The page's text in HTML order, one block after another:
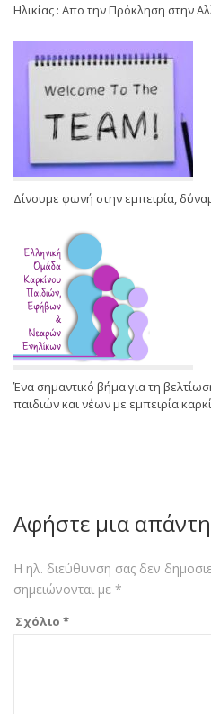
Ηλικίας : Απο την Πρόκληση στην
Δίνουμε φωνή στην εμπειρία,
Ένα σημαντικό βήμα για τη
παιδιών και νέων με εμπειρία
Αφήστε μια
Η ηλ. διεύθυνση σας δεν
σημειώνονται με *
Σχόλιο *